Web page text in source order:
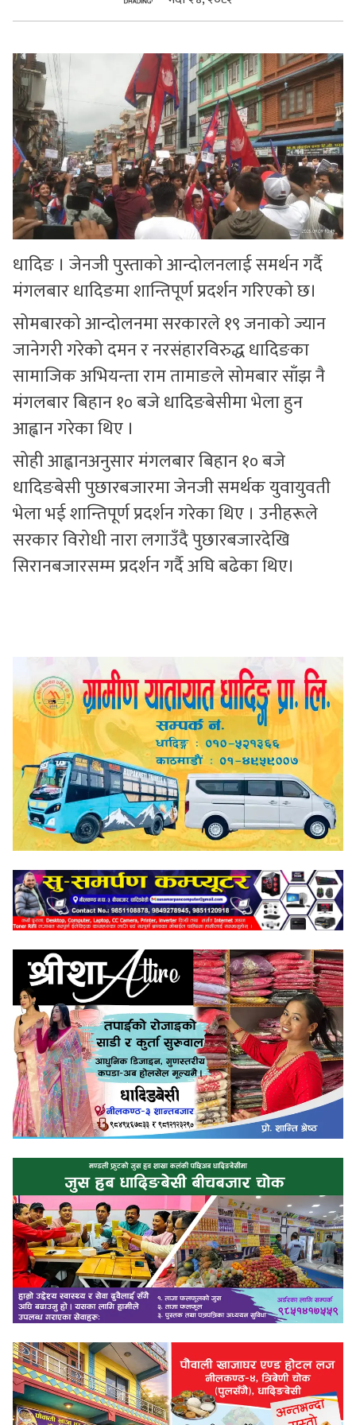
सुचनाहरु
स्वास्थ्य
भिडियो
धादिङ । जेनजी पुस्ताको आन्दोलनलाई समर्थन गर्दै
मंगलबार धादिङमा शान्तिपूर्ण प्रदर्शन गरिएको छ।
सोमबारको आन्दोलनमा सरकारले १९ जनाको ज्यान
जानेगरी गरेको दमन र नरसंहारविरुद्ध धादिङका
सामाजिक अभियन्ता राम तामाङले सोमबार साँझ नै
मंगलबार बिहान १० बजे धादिङबेसीमा भेला हुन
आह्वान गरेका थिए ।
सोही आह्वानअनुसार मंगलबार बिहान १० बजे
धादिङबेसी पुछारबजारमा जेनजी समर्थक युवायुवती
भेला भई शान्तिपूर्ण प्रदर्शन गरेका थिए । उनीहरूले
सरकार विरोधी नारा लगाउँदै पुछारबजारदेखि
सिरानबजारसम्म प्रदर्शन गर्दै अघि बढेका थिए।